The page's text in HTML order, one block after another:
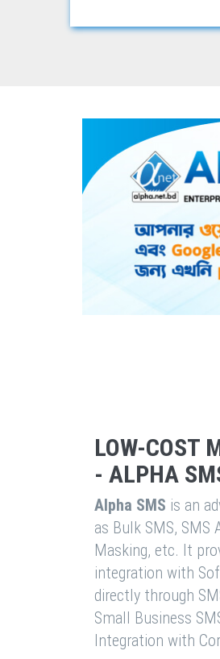
LOW-COST
- ALPHA
Alpha SMS is an
as Bulk SMS, SMS
Masking, etc. It
integration with
directly through
Small Business
Integration with